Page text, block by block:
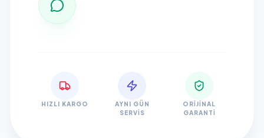
HIZLI KARGO
AYNI GÜN
SERVIS
ORIJINAL
GARANTI